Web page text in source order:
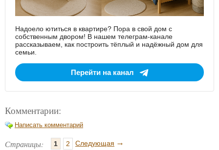
Надоело ютиться в квартире? Пора в свой дом с
собственным двором! В нашем телеграм-канале
рассказываем, как построить тёплый и надёжный дом для
семьи.
Перейти на канал
Комментарии:
Написать комментарий
Страницы: 1 2 Следующая →